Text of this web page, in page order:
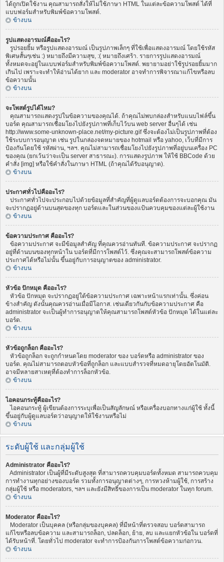
ได้ถูกเปิดใช้งาน คุณสามารถสั่งให้ไม่ใช้ภาษา HTML ในแต่ละข้อความโพสต์ ได้ที่
แบบฟอร์มสำหรับพิมพ์ข้อความโพสต์.
ข้างบน
รูปแสดงอารมณ์คืออะไร?
รูปรอยยิ้ม หรือรูปแสดงอารมณ์ เป็นรูปภาพเล็กๆ ที่ใช้เพื่อแสดงอารมณ์ โดยใช้รหัส
พิเศษสั้นๆเช่น :) หมายถึงมีความสุข, :( หมายถึงเศร้า. รายการรูปแสดงอารมณ์
ทั้งหมดจะอยู่ในแบบฟอร์มสำหรับพิมพ์ข้อความโพสต์. พยายามอย่าใช้รูปรอยยิ้มมาก
เกินไป เพราะจะทำให้อ่านได้ยาก และ moderator อาจทำการพิจารณาแก้ไขหรือลบ
ข้อความนั้น
ข้างบน
จะโพสต์รูปได้ไหม?
คุณสามารถแสดงรูปในข้อความของคุณได้. ถ้าคุณไม่พบกล่องสำหรับแนบไฟล์ขึ้น
บอร์ด คุณสามารถเชื่อมโยงไปยังรูปภาพที่เก็บไว้บน web server อื่นๆได้ เช่น
http://www.some-unknown-place.net/my-picture.gif ซึ่งจะต้องไม่เป็นรูปภาพที่ต้อง
ใช้ระบบการอนุญาต เช่น รูปในกล่องจดหมายของ hotmail หรือ yahoo, เว็บที่มีการ
ป้องกันโดยใช้ รหัสผ่าน, ฯลฯ. คุณไม่สามารถเชื่อมโยงไปยังรูปภาพที่อยู่บนเครื่อง PC
ของคุณ (ยกเว้นว่าจะเป็น server สาธารณะ). การแสดงรูปภาพ ให้ใช้ BBCode ด้วย
คำสั่ง [img] หรือใช้คำสั่งในภาษา HTML (ถ้าคุณได้รับอนุญาต).
ข้างบน
ประกาศทั่วไปคืออะไร?
ประกาศทั่วไปจะประกอบไปด้วยข้อมูลที่สำคัญที่ผู้ดูแลบอร์ดต้องการจะบอกคุณ มัน
จะปรากฏอยู่ด้านบนสุดของทุก บอร์ดและในส่วนของแป้นควบคุมของแต่ละผู้ใช้งาน
ข้างบน
ข้อความประกาศ คืออะไร?
ข้อความประกาศ จะมีข้อมูลสำคัญ ที่คุณควรอ่านทันที. ข้อความประกาศ จะปรากฏ
อยู่ที่ด้านบนของทุกหน้าใน บอร์ดที่มีการโพสต์ไว้. ซึ่งคุณจะสามารถโพสต์ข้อความ
ประกาศได้หรือไม่นั้น ขึ้นอยู่กับการอนุญาตของ administrator.
ข้างบน
หัวข้อ ปักหมุด คืออะไร?
หัวข้อ ปักหมุด จะปรากฏอยู่ใต้ข้อความประกาศ เฉพาะหน้าแรกเท่านั้น. ซึ่งค่อน
ข้างสำคัญ ดังนั้นคุณควรอ่านเมื่อมีโอกาส. เช่นเดียวกันกับข้อความประกาศ คือ
administrator จะเป็นผู้ทำการอนุญาตให้คุณสามารถโพสต์หัวข้อ ปักหมุด ได้ในแต่ละ
บอร์ด.
ข้างบน
หัวข้อถูกล็อก คืออะไร?
หัวข้อถูกล็อก จะถูกกำหนดโดย moderator ของ บอร์ดหรือ administrator ของ
บอร์ด. คุณไม่สามารถตอบหัวข้อที่ถูกล็อก และแบบสำรวจที่หมดอายุโดยอัตโนมัติ.
อาจมีหลายสาเหตุที่ต้องทำการล็อกหัวข้อ.
ข้างบน
ไอคอนกระทู้คืออะไร?
ไอคอนกระทู้ ผู้เขียนต้องการระบุเพื่อเป็นสัญลักษณ์ หรือเครื่องบอกทางแก่ผู้ใช้ ทั้งนี้
ขึ้นอยู่กับผู้ดูแลบอร์ดว่าอนุญาตให้ใช้งานหรือไม่
ข้างบน
ระดับผู้ใช้ และกลุ่มผู้ใช้
Administrator คืออะไร?
Administrator เป็นผู้ที่มีระดับสูงสุด ที่สามารถควบคุมบอร์ดทั้งหมด สามารถควบคุม
การทำงานทุกอย่างของบอร์ด รวมทั้งการอนุญาตต่างๆ, การหวงห้ามผู้ใช้, การสร้าง
กลุ่มผู้ใช้ หรือ moderators, ฯลฯ และยังมีสิทธิ์ของการเป็น moderator ในทุก forum.
ข้างบน
Moderator คืออะไร?
Moderator เป็นบุคคล (หรือกลุ่มของบุคคล) ที่มีหน้าที่ตรวจสอบ บอร์ดสามารถ
แก้ไขหรือลบข้อความ และสามารถล็อก, ปลดล็อก, ย้าย, ลบ และแยกหัวข้อใน บอร์ดที่
ได้รับหน้าที่. โดยทั่วไป moderator จะทำการป้องกันการโพสต์ข้อความก่อกวน.
ข้างบน